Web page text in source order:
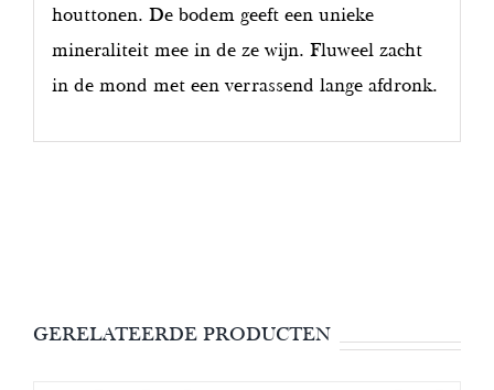
houttonen. De bodem geeft een unieke
mineraliteit mee in de ze wijn. Fluweel zacht
in de mond met een verrassend lange afdronk.
GERELATEERDE PRODUCTEN